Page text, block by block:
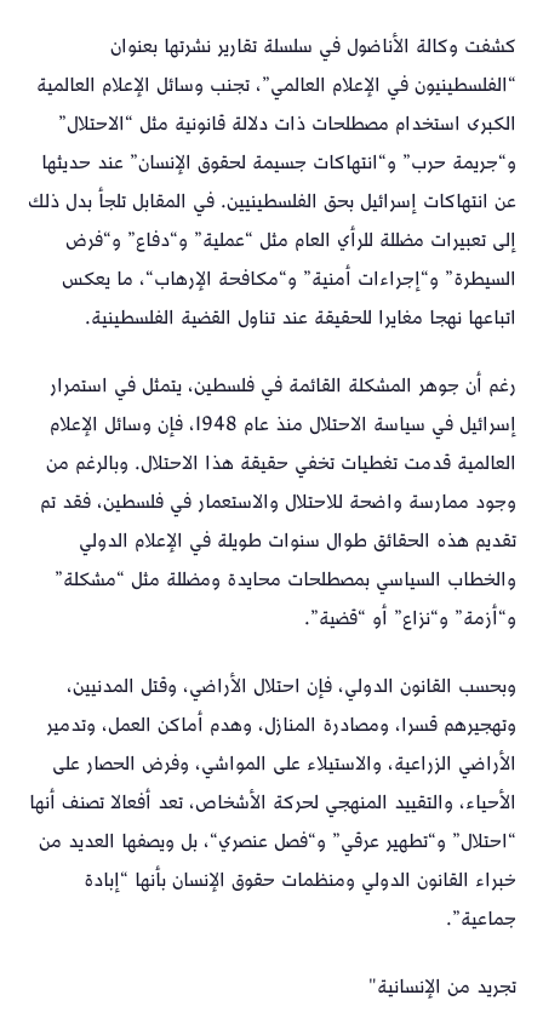
كشفت وكالة الأناضول في سلسلة تقارير نشرتها بعنوان
“الفلسطينيون في الإعلام العالمي”، تجنب وسائل الإعلام العالمية
الكبرى استخدام مصطلحات ذات دلالة قانونية مثل “الاحتلال”
و“جريمة حرب” و“انتهاكات جسيمة لحقوق الإنسان” عند حديثها
عن انتهاكات إسرائيل بحق الفلسطينيين. في المقابل تلجأ بدل ذلك
إلى تعبيرات مضللة للرأي العام مثل “عملية” و“دفاع” و“فرض
السيطرة” و“إجراءات أمنية” و“مكافحة الإرهاب“، ما يعكس
اتباعها نهجا مغايرا للحقيقة عند تناول القضية الفلسطينية.
رغم أن جوهر المشكلة القائمة في فلسطين، يتمثل في استمرار
إسرائيل في سياسة الاحتلال منذ عام 1948، فإن وسائل الإعلام
العالمية قدمت تغطيات تخفي حقيقة هذا الاحتلال. وبالرغم من
وجود ممارسة واضحة للاحتلال والاستعمار في فلسطين، فقد تم
تقديم هذه الحقائق طوال سنوات طويلة في الإعلام الدولي
والخطاب السياسي بمصطلحات محايدة ومضللة مثل “مشكلة”
و“أزمة” و“نزاع” أو “قضية”.
وبحسب القانون الدولي، فإن احتلال الأراضي، وقتل المدنيين،
وتهجيرهم قسرا، ومصادرة المنازل، وهدم أماكن العمل، وتدمير
الأراضي الزراعية، والاستيلاء على المواشي، وفرض الحصار على
الأحياء، والتقييد المنهجي لحركة الأشخاص، تعد أفعالا تصنف أنها
“احتلال” و“تطهير عرقي” و“فصل عنصري“، بل ويصفها العديد من
خبراء القانون الدولي ومنظمات حقوق الإنسان بأنها “إبادة
جماعية”.
تجريد من الإنسانية"